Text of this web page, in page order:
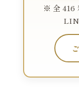
※ 全 416